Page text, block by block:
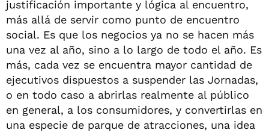
justificación importante y lógica al encuentro,
más allá de servir como punto de encuentro
social. Es que los negocios ya no se hacen más
una vez al año, sino a lo largo de todo el año. Es
más, cada vez se encuentra mayor cantidad de
ejecutivos dispuestos a suspender las Jornadas,
o en todo caso a abrirlas realmente al público
en general, a los consumidores, y convertirlas en
una especie de parque de atracciones, una idea